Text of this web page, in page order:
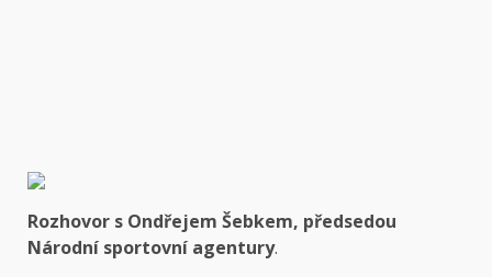
Rozhovor s Ondřejem Šebkem, předsedou
Národní sportovní agentury.